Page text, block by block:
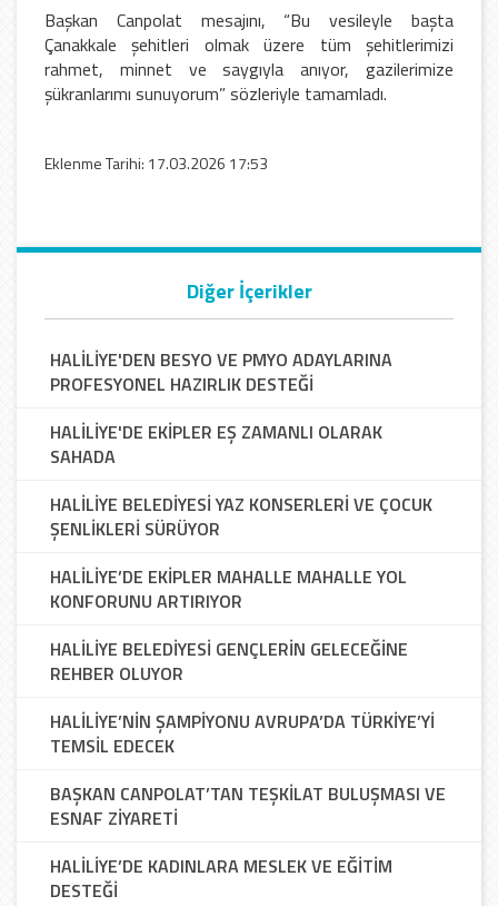
Başkan Canpolat mesajını, “Bu vesileyle başta
Çanakkale şehitleri olmak üzere tüm şehitlerimizi
rahmet, minnet ve saygıyla anıyor, gazilerimize
şükranlarımı sunuyorum” sözleriyle tamamladı.
Eklenme Tarihi: 17.03.2026 17:53
Diğer İçerikler
HALİLİYE'DEN BESYO VE PMYO ADAYLARINA
PROFESYONEL HAZIRLIK DESTEĞİ
HALİLİYE'DE EKİPLER EŞ ZAMANLI OLARAK
SAHADA
HALİLİYE BELEDİYESİ YAZ KONSERLERİ VE ÇOCUK
ŞENLİKLERİ SÜRÜYOR
HALİLİYE’DE EKİPLER MAHALLE MAHALLE YOL
KONFORUNU ARTIRIYOR
HALİLİYE BELEDİYESİ GENÇLERİN GELECEĞİNE
REHBER OLUYOR
HALİLİYE’NİN ŞAMPİYONU AVRUPA’DA TÜRKİYE’Yİ
TEMSİL EDECEK
BAŞKAN CANPOLAT’TAN TEŞKİLAT BULUŞMASI VE
ESNAF ZİYARETİ
HALİLİYE’DE KADINLARA MESLEK VE EĞİTİM
DESTEĞİ